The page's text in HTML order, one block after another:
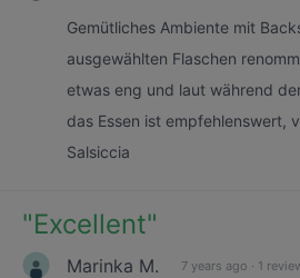
Gemütliches Ambiente mit
ausgewählten Flaschen
etwas eng und laut während
das Essen ist empfehlenswert,
Salsiccia
"Excellent"
Marinka M. 7 years ago · 1